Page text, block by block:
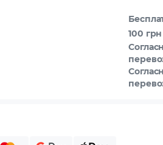
100 грн